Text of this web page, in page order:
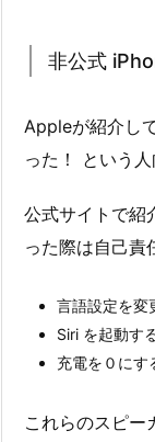
非公式
Appleが紹介し
った！ という人
公式サイトで紹
った際は自己責
言語設定を変
Siri を起動す
充電を０にす
これらのスピー